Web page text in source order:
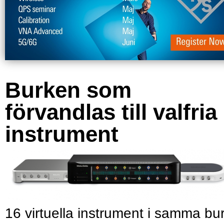
Burken som
förvandlas till valfria
instrument
16 virtuella instrument i samma